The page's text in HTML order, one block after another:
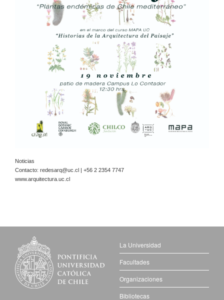
Noticias
Contacto: redesarq@uc.cl | +56 2 2354 7747
www.arquitectura.uc.cl
La Universidad
Facultades
Organizaciones
Bibliotecas